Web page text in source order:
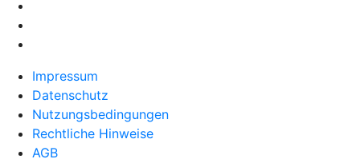
Impressum
Datenschutz
Nutzungsbedingungen
Rechtliche Hinweise
AGB